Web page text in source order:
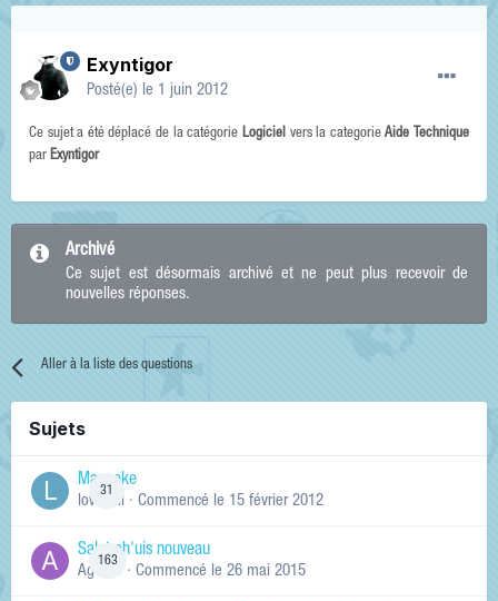
Exyntigor
Posté(e) le 1 juin 2012
Ce sujet a été déplacé de la catégorie Logicielvers la categorieAide Technique
par Exyntigor
Archivé
Ce sujet est désormais archivé et ne peut plus recevoir de
nouvelles réponses.
Aller à la liste des questions
Sujets
31
Manneke
lowskill · Commencé le 15 février 2012
163
Salut ch'uis nouveau
Ag0Nie · Commencé le 26 mai 2015